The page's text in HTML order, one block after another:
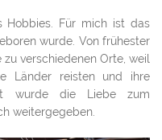
Hobbies. Für mich ist das
wurde. Von frühester
verschiedenen Orte, weil
Länder reisten und ihre
wurde die Liebe zum
weitergegeben.